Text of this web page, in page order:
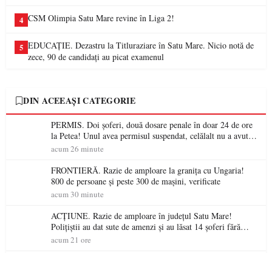
4 CSM Olimpia Satu Mare revine în Liga 2!
5 EDUCAȚIE. Dezastru la Titluraziare în Satu Mare. Nicio notă de
zece, 90 de candidați au picat examenul
DIN ACEEAȘI CATEGORIE
PERMIS. Doi șoferi, două dosare penale în doar 24 de ore
la Petea! Unul avea permisul suspendat, celălalt nu a avut
niciodată permis
acum 26 minute
FRONTIERĂ. Razie de amploare la granița cu Ungaria!
800 de persoane și peste 300 de mașini, verificate
acum 30 minute
ACȚIUNE. Razie de amploare în județul Satu Mare!
Polițiștii au dat sute de amenzi și au lăsat 14 șoferi fără
permis într-o singură zi
acum 21 ore